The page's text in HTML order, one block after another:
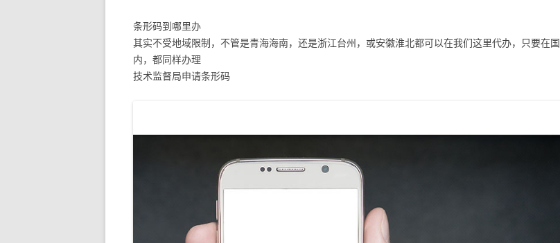
条形码到哪里办
其实不受地域限制，不管是青海海南，还是浙江台州，或安徽淮北都可以在我们这里代办，只要在国
内，都同样办理
技术监督局申请条形码